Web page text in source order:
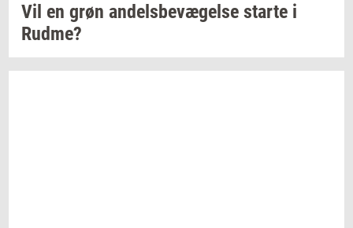
Vil en grøn an­dels­be­væ­gel­se star­te i
Rudme?